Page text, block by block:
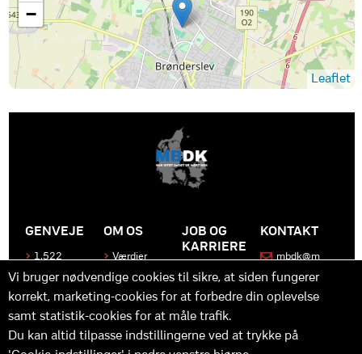
−
Leaflet
GENVEJE
1.522
Produkter
Kontakt
os
OM OS
Værdier
Historen
bag
MBDK
Hvad gør
os unikke
JOB OG
KARRIERE
Bliv en del
af MBDK
Vores
team
og
KONTAKT
mbdk@m
Vi bruger nødvendige cookies til sikre, at siden fungerer
korrekt, marketing-cookies for at forbedre din oplevelse
samt statistik-cookies for at måle trafik.
Du kan altid tilpasse indstillingerne ved at trykke på